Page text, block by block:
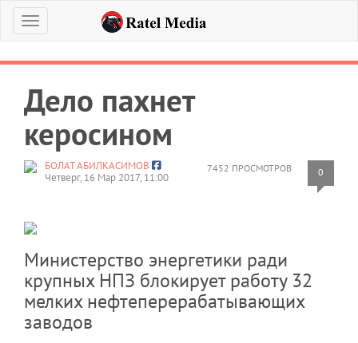
Меню
Дело пахнет
керосином
7452 ПРОСМОТРОВ 0
БОЛАТ АБИЛКАСИМОВ
Четверг, 16 Мар 2017, 11:00
Министерство энергетики ради
крупных НПЗ блокирует работу 32
мелких нефтеперерабатывающих
заводов